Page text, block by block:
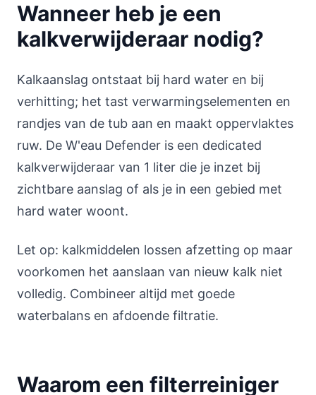
Wanneer heb je een
kalkverwijderaar nodig?
Kalkaanslag ontstaat bij hard water en bij
verhitting; het tast verwarmingselementen en
randjes van de tub aan en maakt oppervlaktes
ruw. De W'eau Defender is een dedicated
kalkverwijderaar van 1 liter die je inzet bij
zichtbare aanslag of als je in een gebied met
hard water woont.
Let op: kalkmiddelen lossen afzetting op maar
voorkomen het aanslaan van nieuw kalk niet
volledig. Combineer altijd met goede
waterbalans en afdoende filtratie.
Waarom een filterreiniger